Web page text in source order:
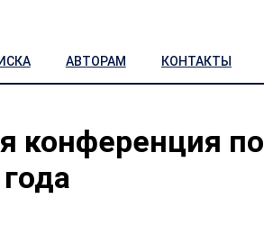
АВТОРАМ КОНТАКТЫ
конференция по